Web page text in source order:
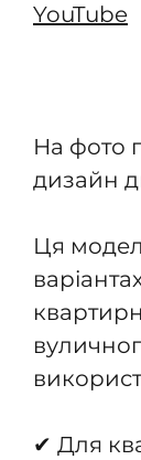
YouTube
На фото
дизайн
Ця
✔ Для